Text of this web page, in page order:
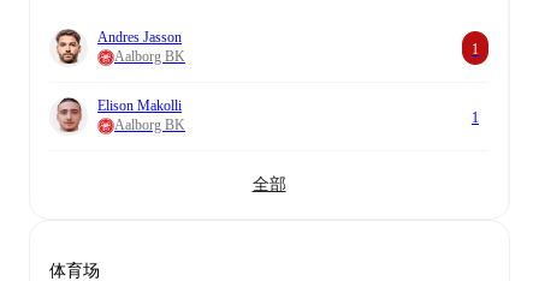
Andres Jasson
Aalborg BK
1
Elison Makolli
Aalborg BK
1
全部
体育场